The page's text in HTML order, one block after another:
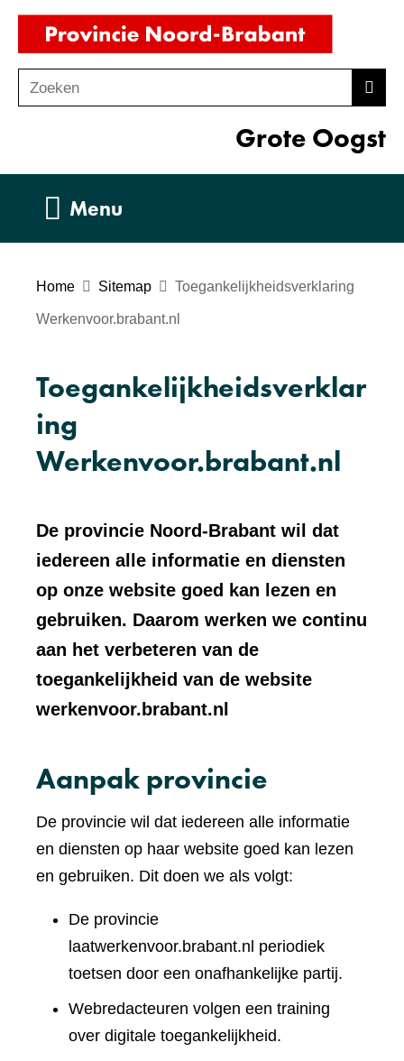
Ga
de
inhoud
o
Zoeken
Grote Oogst
Menu
Home Sitemap Toegankelijkheidsverklaring
Werkenvoor.brabant.nl
Toegankelijkheidsverklar
ing
Werkenvoor.brabant.nl
De provincie Noord-Brabant wil dat
iedereen alle informatie en diensten
op onze website goed kan lezen en
gebruiken. Daarom werken we continu
aan het verbeteren van de
toegankelijkheid van de website
werkenvoor.brabant.nl
Aanpak provincie
De provincie wil dat iedereen alle informatie
en diensten op haar website goed kan lezen
en gebruiken. Dit doen we als volgt:
De provincie
laatwerkenvoor.brabant.nl periodiek
toetsen door een onafhankelijke partij.
Webredacteuren volgen een training
over digitale toegankelijkheid.